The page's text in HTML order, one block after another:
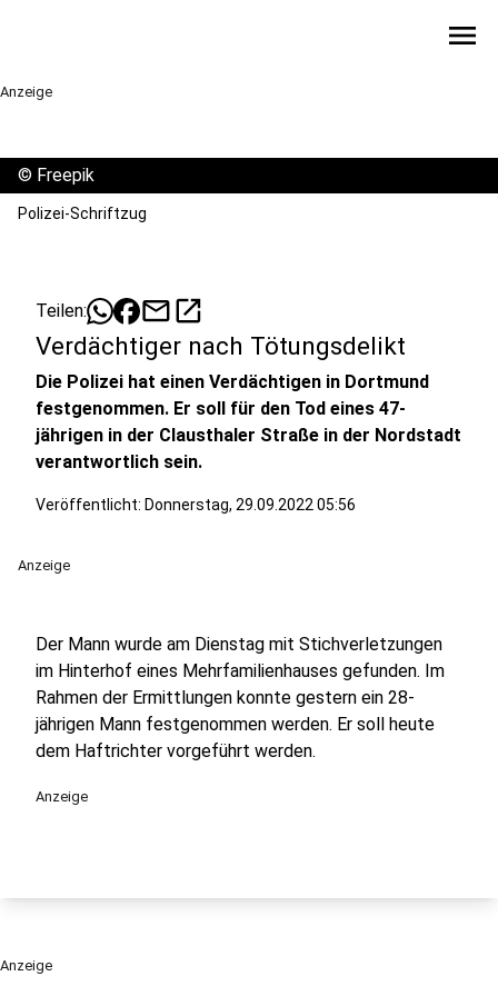
menu
Anzeige
© Freepik
Polizei-Schriftzug
Teilen: mailopen_in_new
Verdächtiger nach Tötungsdelikt
Die Polizei hat einen Verdächtigen in Dortmund
festgenommen. Er soll für den Tod eines 47-
jährigen in der Clausthaler Straße in der Nordstadt
verantwortlich sein.
Veröffentlicht: Donnerstag, 29.09.2022 05:56
Anzeige
Der Mann wurde am Dienstag mit Stichverletzungen
im Hinterhof eines Mehrfamilienhauses gefunden. Im
Rahmen der Ermittlungen konnte gestern ein 28-
jährigen Mann festgenommen werden. Er soll heute
dem Haftrichter vorgeführt werden.
Anzeige
Anzeige